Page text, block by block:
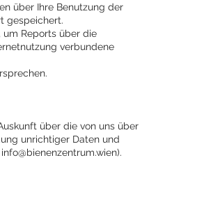
über Ihre Benutzung der
gespeichert.
Reports über die
verbundene
über die von uns über
unrichtiger Daten und
info@bienenzentrum.wien).